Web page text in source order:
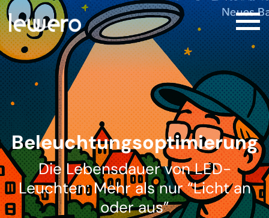
Beleuchtungsoptimierung
Die Lebensdauer von LED-
Leuchten: Mehr als nur “Licht an
oder aus”